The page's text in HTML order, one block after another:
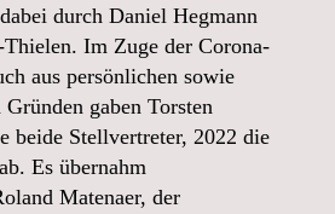
durch Daniel Hegmann
Im Zuge der Corona-
aus persönlichen sowie
gaben Torsten
beide Stellvertreter, 2022 die
Es übernahm
Matenaer, der